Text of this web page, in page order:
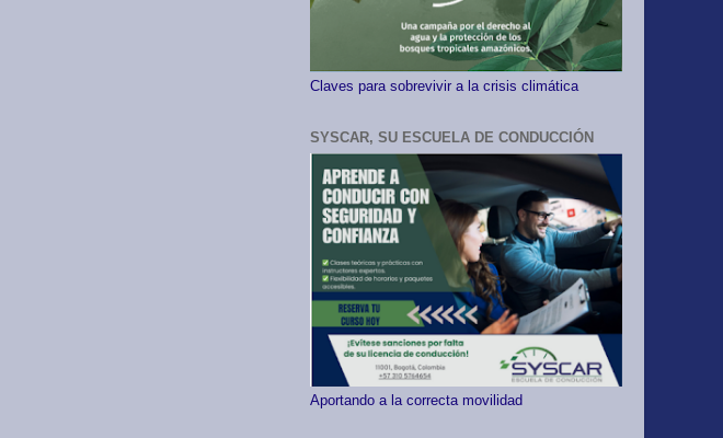
Claves para sobrevivir a la crisis climática
SYSCAR, SU ESCUELA DE CONDUCCIÓN
Aportando a la correcta movilidad